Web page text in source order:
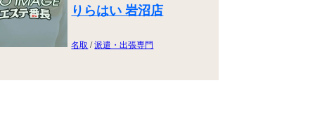
りらはい 岩沼店
名取 /派遣・出張専門